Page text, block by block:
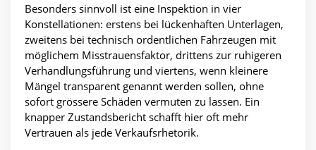
Besonders sinnvoll ist eine Inspektion in vier
Konstellationen: erstens bei lückenhaften Unterlagen,
zweitens bei technisch ordentlichen Fahrzeugen mit
möglichem Misstrauensfaktor, drittens zur ruhigeren
Verhandlungsführung und viertens, wenn kleinere
Mängel transparent genannt werden sollen, ohne
sofort grössere Schäden vermuten zu lassen. Ein
knapper Zustandsbericht schafft hier oft mehr
Vertrauen als jede Verkaufsrhetorik.